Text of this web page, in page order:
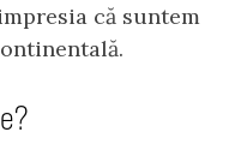
că suntem